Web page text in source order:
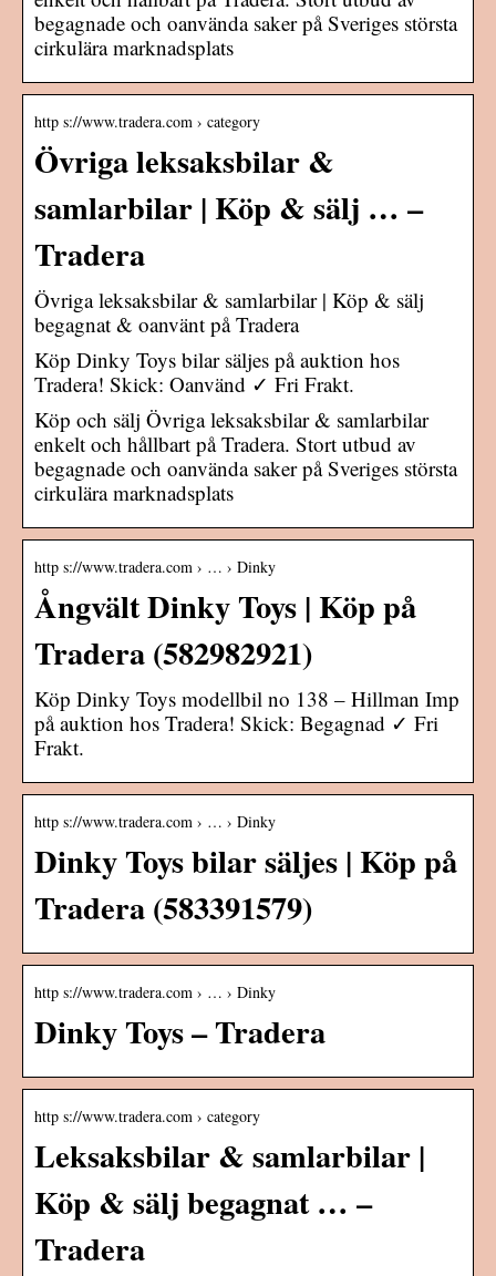
begagnade och oanvända saker på Sveriges största
cirkulära marknadsplats
http s://www.tradera.com › category
Övriga leksaksbilar &
samlarbilar | Köp & sälj … –
Tradera
Övriga leksaksbilar & samlarbilar | Köp & sälj
begagnat & oanvänt på Tradera
Köp Dinky Toys bilar säljes på auktion hos
Tradera! Skick: Oanvänd ✓ Fri Frakt.
Köp och sälj Övriga leksaksbilar & samlarbilar
enkelt och hållbart på Tradera. Stort utbud av
begagnade och oanvända saker på Sveriges största
cirkulära marknadsplats
http s://www.tradera.com › … › Dinky
Ångvält Dinky Toys | Köp på
Tradera (582982921)
Köp Dinky Toys modellbil no 138 – Hillman Imp
på auktion hos Tradera! Skick: Begagnad ✓ Fri
Frakt.
http s://www.tradera.com › … › Dinky
Dinky Toys bilar säljes | Köp på
Tradera (583391579)
http s://www.tradera.com › … › Dinky
Dinky Toys – Tradera
http s://www.tradera.com › category
Leksaksbilar & samlarbilar |
Köp & sälj begagnat … –
Tradera